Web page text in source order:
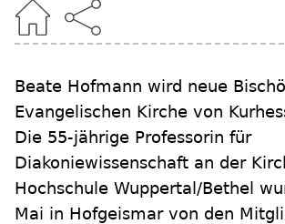
Beate Hofmann wird neue
Evangelischen Kirche von
Die 55-jährige Professorin für
Diakoniewissenschaft an der
Hochschule Wuppertal/Bethel
Mai in Hofgeismar von den